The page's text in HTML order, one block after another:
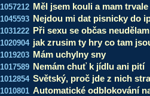
1057212 Měl jsem kouli a mam
1045593 Nejdou mi dat pisnicky do
1031222 Při sexu se občas neudělam
1020904 jak zrusim ty hry co tam
1019203 Mám uchylny sny
1017589 Nemám chuť k jídlu ani pití
1012854 Světský, proč jde z nich
1010801 Automatické odblokování